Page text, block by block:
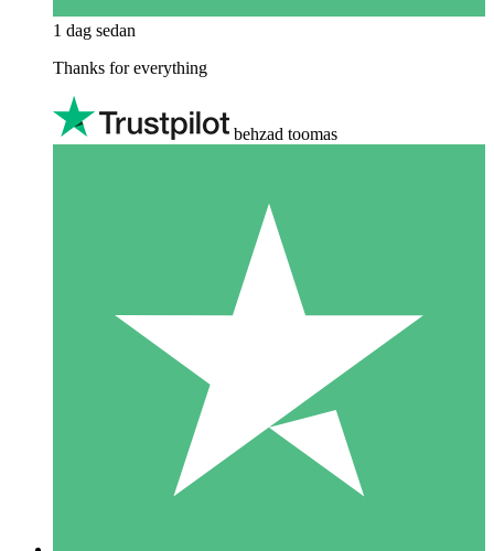
1 dag sedan
Thanks for everything
behzad toomas